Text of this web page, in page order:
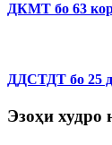
ДКМТ бо 63
ДДСТДТ бо 25
Эзоҳи худро